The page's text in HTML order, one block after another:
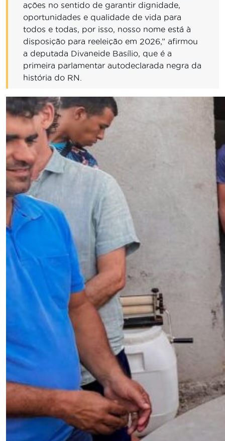
ações no sentido de garantir dignidade,
oportunidades e qualidade de vida para
todos e todas, por isso, nosso nome está à
disposição para reeleição em 2026,” afirmou
a deputada Divaneide Basílio, que é a
primeira parlamentar autodeclarada negra da
história do RN.